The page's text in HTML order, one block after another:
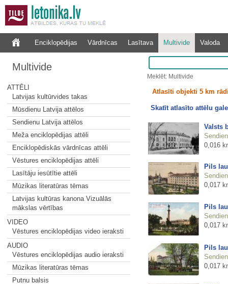
Enciklopēdijas Vārdnīcas Lasītava Multivide Valoda
Multivide
ATTĒLI
Latvijas kultūrvides takas
Mūsdienu Latvija attēlos
Sendienu Latvija attēlos
Meža enciklopēdijas attēli
Enciklopēdiskās vārdnīcas attēli
Vēstures enciklopēdijas attēli
Lasītāju iesūtītie attēli
Mūzikas literatūras tēmas
Latvijas kultūras kanona Vizuālās
mākslas vērtības
VIDEO
Vēstures enciklopēdijas video ieraksti
AUDIO
Vēstures enciklopēdijas audio ieraksti
Mūzikas literatūras tēmas
Putnu balsis
Meklēt: Multivide
Atlasīti objekti 5 km
Skatīt atlasīto attēlu
Valsts
0,016
Pils
0,017
Pils
0,017
Pils
0,017